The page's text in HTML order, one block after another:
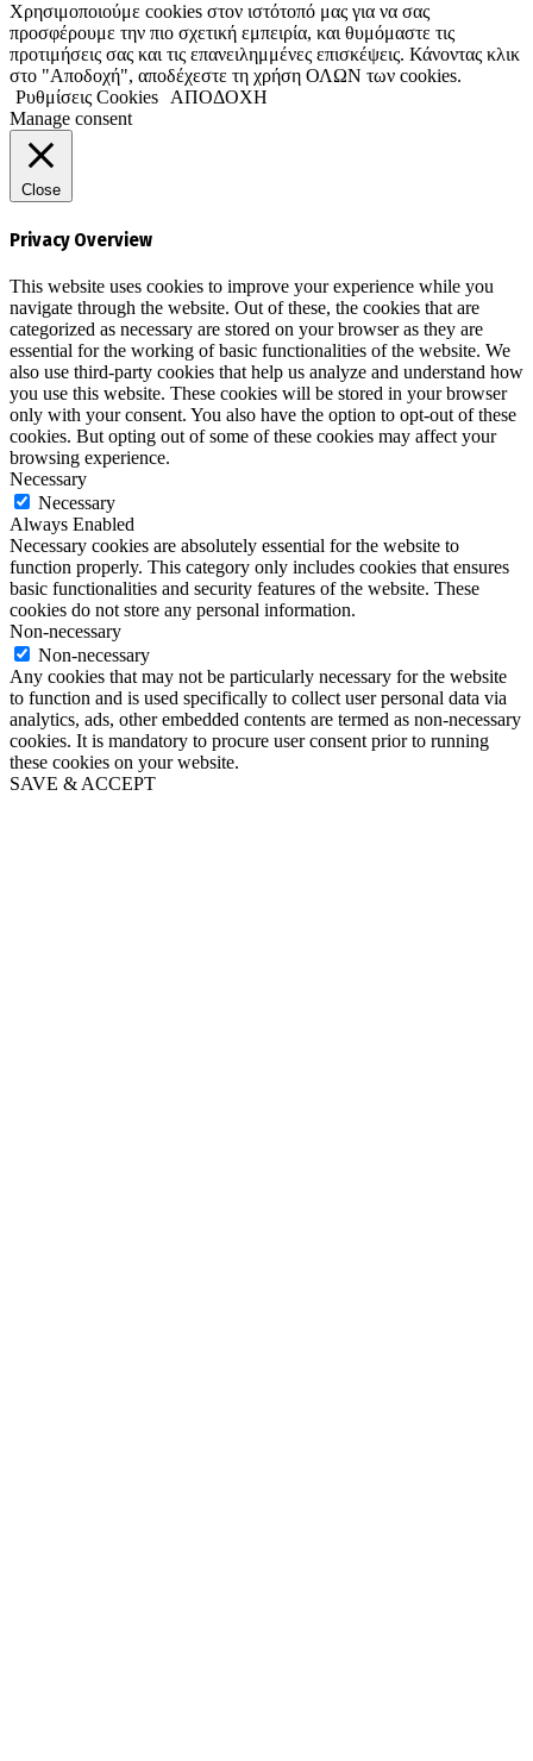
Χρησιμοποιούμε cookies στον ιστότοπό μας για να σας
προσφέρουμε την πιο σχετική εμπειρία, και θυμόμαστε τις
προτιμήσεις σας και τις επανειλημμένες επισκέψεις. Κάνοντας κλικ
στο "Αποδοχή", αποδέχεστε τη χρήση ΟΛΩΝ των cookies.
Ρυθμίσεις Cookies
ΑΠΟΔΟΧΗ
Manage consent
Close
Privacy Overview
This website uses cookies to improve your experience while you
navigate through the website. Out of these, the cookies that are
categorized as necessary are stored on your browser as they are
essential for the working of basic functionalities of the website. We
also use third-party cookies that help us analyze and understand how
you use this website. These cookies will be stored in your browser
only with your consent. You also have the option to opt-out of these
cookies. But opting out of some of these cookies may affect your
browsing experience.
Necessary
Necessary
Always Enabled
Necessary cookies are absolutely essential for the website to
function properly. This category only includes cookies that ensures
basic functionalities and security features of the website. These
cookies do not store any personal information.
Non-necessary
Non-necessary
Any cookies that may not be particularly necessary for the website
to function and is used specifically to collect user personal data via
analytics, ads, other embedded contents are termed as non-necessary
cookies. It is mandatory to procure user consent prior to running
these cookies on your website.
SAVE & ACCEPT